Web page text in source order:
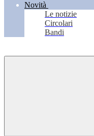
Novità
Le notizie
Circolari
Bandi